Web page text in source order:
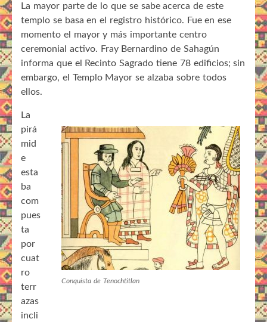
La mayor parte de lo que se sabe acerca de este
templo se basa en el registro histórico. Fue en ese
momento el mayor y más importante centro
ceremonial activo. Fray Bernardino de Sahagún
informa que el Recinto Sagrado tiene 78 edificios; sin
embargo, el Templo Mayor se alzaba sobre todos
ellos.
Conquista de Tenochtitlan
La
pirá
mid
e
esta
ba
com
pues
ta
por
cuat
ro
terr
azas
incli